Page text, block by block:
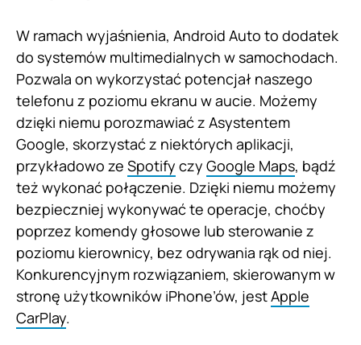
W ramach wyjaśnienia, Android Auto to dodatek
do systemów multimedialnych w samochodach.
Pozwala on wykorzystać potencjał naszego
telefonu z poziomu ekranu w aucie. Możemy
dzięki niemu porozmawiać z Asystentem
Google, skorzystać z niektórych aplikacji,
przykładowo ze Spotify czy Google Maps, bądź
też wykonać połączenie. Dzięki niemu możemy
bezpieczniej wykonywać te operacje, choćby
poprzez komendy głosowe lub sterowanie z
poziomu kierownicy, bez odrywania rąk od niej.
Konkurencyjnym rozwiązaniem, skierowanym w
stronę użytkowników iPhone’ów, jestApple
CarPlay.